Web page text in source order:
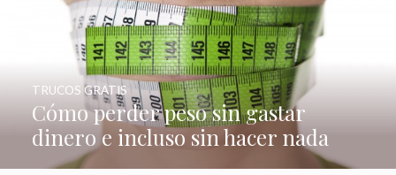
Cómo perder peso sin gastar
dinero e incluso sin hacer nada
TRUCOS GRATIS